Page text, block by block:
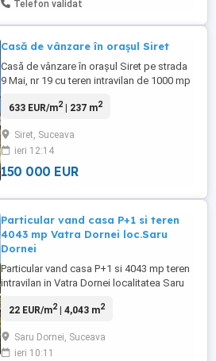
Telefon validat
Casă de vânzare în orașul Siret
Casă de vânzare în orașul Siret pe strada
9 Mai, nr 19 cu teren intravilan de 1000 mp
1935. - cu instalație electrică și de apă - 8
garaj Casa și terenul intabulate Suprafață
locuibilă de 237 mp
633 EUR/m2| 237 m2
Siret, Suceava
ieri 12:14
150 000 EUR
Particular vand casa P+1 si teren
4043 mp Vatra Dornei loc.Saru
Dornei
Particular vand casa P+1 si 4043 mp teren
intravilan in Vatra Dornei localitatea Saru
Panaci 100 m de pensiunea Karmina.
bucatarie, dormitor si baie ; -etaj - 3
dormitoare, o baie + 2 balcoane.
22 EUR/m2| 4,043 m2
Saru Dornei, Suceava
ieri 10:11